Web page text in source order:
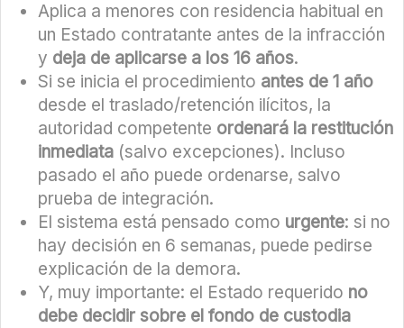
Aplica a menores con residencia habitual en
un Estado contratante antes de la infracción
y deja de aplicarse a los 16 años.
Si se inicia el procedimiento antes de 1 año
desde el traslado/retención ilícitos, la
autoridad competente ordenará la restitución
inmediata (salvo excepciones). Incluso
pasado el año puede ordenarse, salvo
prueba de integración.
El sistema está pensado como urgente: si no
hay decisión en 6 semanas, puede pedirse
explicación de la demora.
Y, muy importante: el Estado requerido no
debe decidir sobre el fondo de custodia